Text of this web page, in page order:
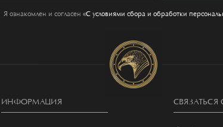
Я ознакомлен и согласен «C условиями сбора и обработки
ИНФОРМАЦИЯ СВЯЗАТЬСЯ